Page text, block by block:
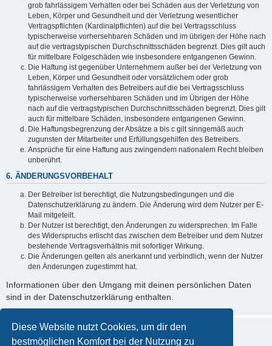
Diese Website nutzt Cookies, um dir den
bestmöglichen Komfort bei der Nutzung zu
grob fahrlässigem Verhalten oder bei Schäden aus der Verletzung von
Leben, Körper und Gesundheit und der Verletzung wesentlicher
Vertragspflichten (Kardinalpflichten) auf die bei Vertragsschluss
typischerweise vorhersehbaren Schäden und im übrigen der Höhe nach
auf die vertragstypischen Durchschnittsschäden begrenzt. Dies gilt auch
für mittelbare Folgeschäden wie insbesondere entgangenen Gewinn.
Die Haftung ist gegenüber Unternehmern außer bei der Verletzung von
Leben, Körper und Gesundheit oder vorsätzlichem oder grob
fahrlässigem Verhalten des Betreibers auf die bei Vertragsschluss
typischerweise vorhersehbaren Schäden und im Übrigen der Höhe
nach auf die vertragstypischen Durchschnittsschäden begrenzt. Dies gilt
auch für mittelbare Schäden, insbesondere entgangenen Gewinn.
Die Haftungsbegrenzung der Absätze a bis c gilt sinngemäß auch
zugunsten der Mitarbeiter und Erfüllungsgehilfen des Betreibers.
Ansprüche für eine Haftung aus zwingendem nationalem Recht bleiben
unberührt.
6. ÄNDERUNGSVORBEHALT
Der Betreiber ist berechtigt, die Nutzungsbedingungen und die
Datenschutzerklärung zu ändern. Die Änderung wird dem Nutzer per E-
Mail mitgeteilt.
Der Nutzer ist berechtigt, den Änderungen zu widersprechen. Im Falle
des Widerspruchs erlischt das zwischen dem Betreiber und dem Nutzer
bestehende Vertragsverhältnis mit sofortiger Wirkung.
Die Änderungen gelten als anerkannt und verbindlich, wenn der Nutzer
den Änderungen zugestimmt hat.
Informationen über den Umgang mit deinen persönlichen Daten
sind in der Datenschutzerklärung enthalten.